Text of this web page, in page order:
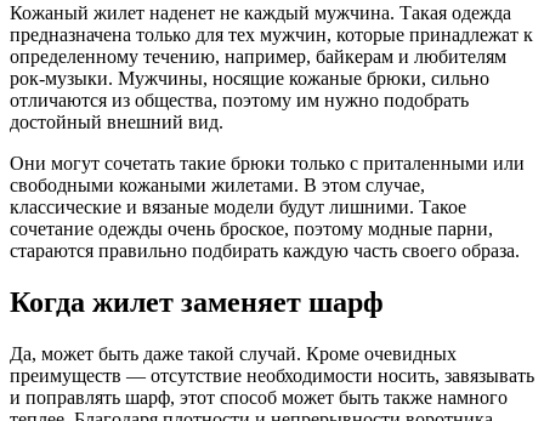
Кожаный жилет наденет не каждый мужчина. Такая одежда
предназначена только для тех мужчин, которые принадлежат к
определенному течению, например, байкерам и любителям
рок-музыки. Мужчины, носящие кожаные брюки, сильно
отличаются из общества, поэтому им нужно подобрать
достойный внешний вид.
Они могут сочетать такие брюки только с приталенными или
свободными кожаными жилетами. В этом случае,
классические и вязаные модели будут лишними. Такое
сочетание одежды очень броское, поэтому модные парни,
стараются правильно подбирать каждую часть своего образа.
Когда жилет заменяет шарф
Да, может быть даже такой случай. Кроме очевидных
преимуществ — отсутствие необходимости носить, завязывать
и поправлять шарф, этот способ может быть также намного